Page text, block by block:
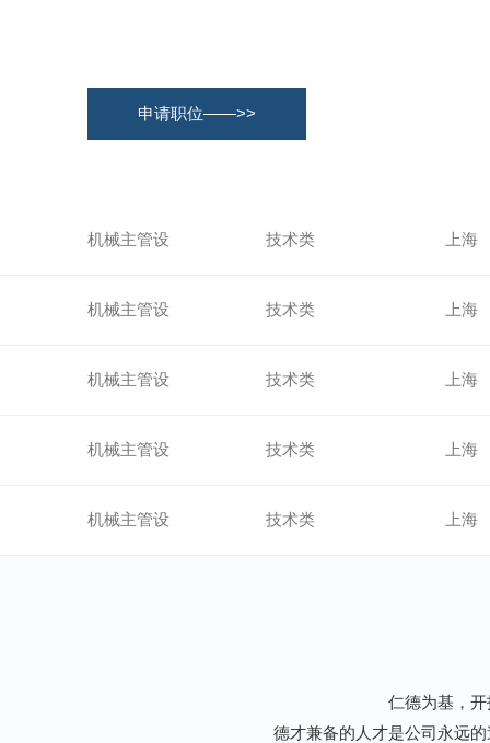
申请职位——>>
机械主管设 技术类 上海
机械主管设 技术类 上海
机械主管设 技术类 上海
机械主管设 技术类 上海
机械主管设 技术类 上海
仁德为基，
德才兼备的人才是公司永远